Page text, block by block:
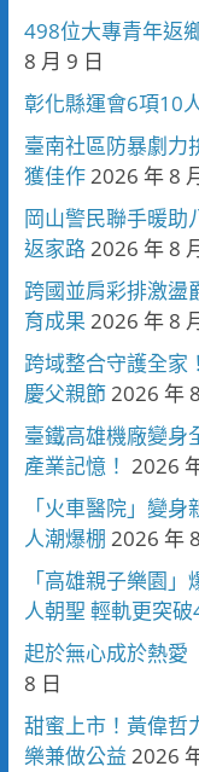
498位大專青年返
8 月 9 日
彰化縣運會6項10
臺南社區防暴劇
獲佳作2026 年 8
岡山警民聯手暖
返家路2026 年 8
跨國並肩彩排激
育成果 2026 年 8
跨域整合守護全家
慶父親節2026 年
臺鐵高雄機廠變身
產業記憶！ 2026
「火車醫院」變
人潮爆棚 2026 年
「高雄親子樂園
人朝聖 輕軌更突
起於無心成於熱
8 日
甜蜜上市！黃偉哲
樂兼做公益 2026